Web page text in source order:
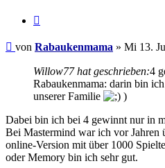
Beitrag
von Rabaukenmama » Mi 13.
Willow77 hat geschrieben:4
Rabaukenmama: darin bin
unserer Familie
)
Dabei bin ich bei 4 gewinnt nur in
Bei Mastermind war ich vor Jahren
online-Version mit über 1000
oder Memory bin ich sehr gut.